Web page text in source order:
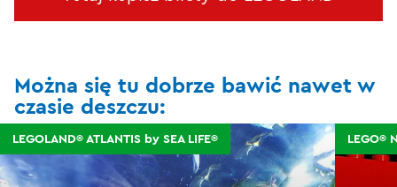
Można się tu dobrze bawić nawet w
czasie deszczu:
LEGOLAND® ATLANTIS by SEA LIFE® LEGO®